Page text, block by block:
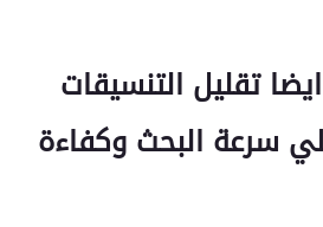
تقليل التنسيقات
سرعة البحث وكفاءة